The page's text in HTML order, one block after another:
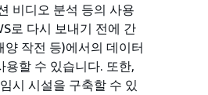
비디오 분석 등의 사용
로 다시 보내기 전에 간
작전 등)에서의 데이터
용할 수 있습니다. 또한,
시 시설을 구축할 수 있